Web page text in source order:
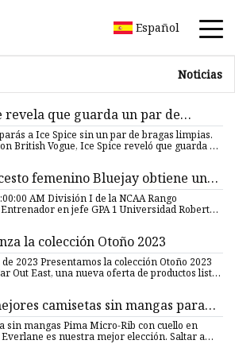
Español
Noticias
revela que guarda un par de
repuesto en su bolso: 'Los malos
las consiguen'
a Ice Spice sin un par de bragas limpias.
British Vogue, Ice Spice reveló que guarda un
femenino Bluejay obtiene una
especial de la WBCA
AM División I de la NCAA Rango
en jefe GPA 1 Universidad Robert
la colección Otoño 2023
de 2023 Presentamos la colección Otoño 2023
Out East, una nueva oferta de productos listos
camisetas sin mangas para
2023
sin mangas Pima Micro-Rib con cuello en
es nuestra mejor elección. Saltar a